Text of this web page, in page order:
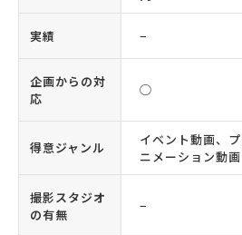
実績 −
企画からの対
応
◯
得意ジャンル
イベント動画、
ニメーション動画
撮影スタジオ
の有無
−